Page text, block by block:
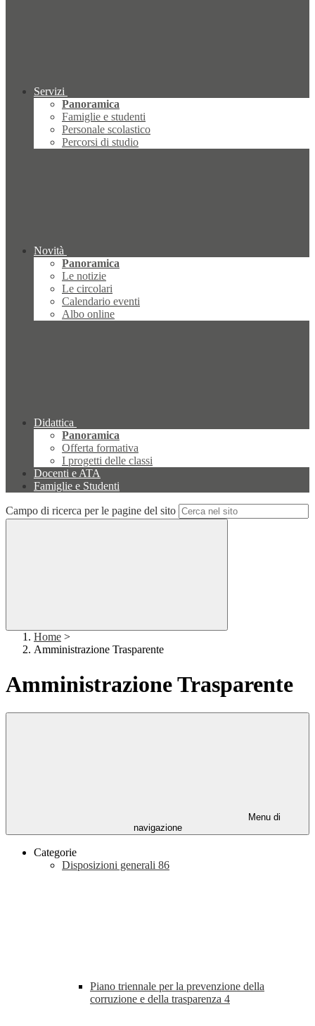
Servizi
Panoramica
Famiglie e studenti
Personale scolastico
Percorsi di studio
Novità
Panoramica
Le notizie
Le circolari
Calendario eventi
Albo online
Didattica
Panoramica
Offerta formativa
I progetti delle classi
Docenti e ATA
Famiglie e Studenti
Campo di ricerca per le pagine del sito
Home >
Amministrazione Trasparente
Amministrazione Trasparente
Menu di
navigazione
Categorie
Disposizioni generali 86
Piano triennale per la prevenzione della
corruzione e della trasparenza 4